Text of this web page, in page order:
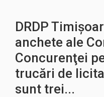
DRDP
anchete ale
Concurenţei
trucări de
sunt trei...